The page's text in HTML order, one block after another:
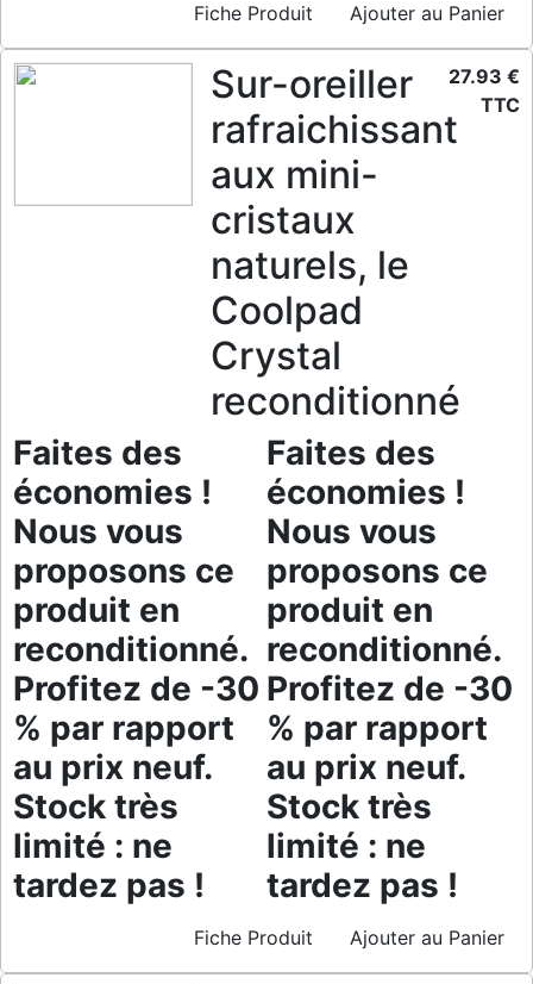
Fiche Produit Ajouter au Panier
Sur-oreiller
rafraichissant
aux mini-
cristaux
naturels, le
Coolpad
Crystal
reconditionné
Faites des
économies !
Nous vous
proposons ce
produit en
reconditionné.
Profitez de -30
% par rapport
au prix neuf.
Stock très
limité : ne
tardez pas !
Faites des
économies !
Nous vous
proposons ce
produit en
reconditionné.
Profitez de -30
% par rapport
au prix neuf.
Stock très
limité : ne
tardez pas !
27.93 €
TTC
Fiche Produit Ajouter au Panier